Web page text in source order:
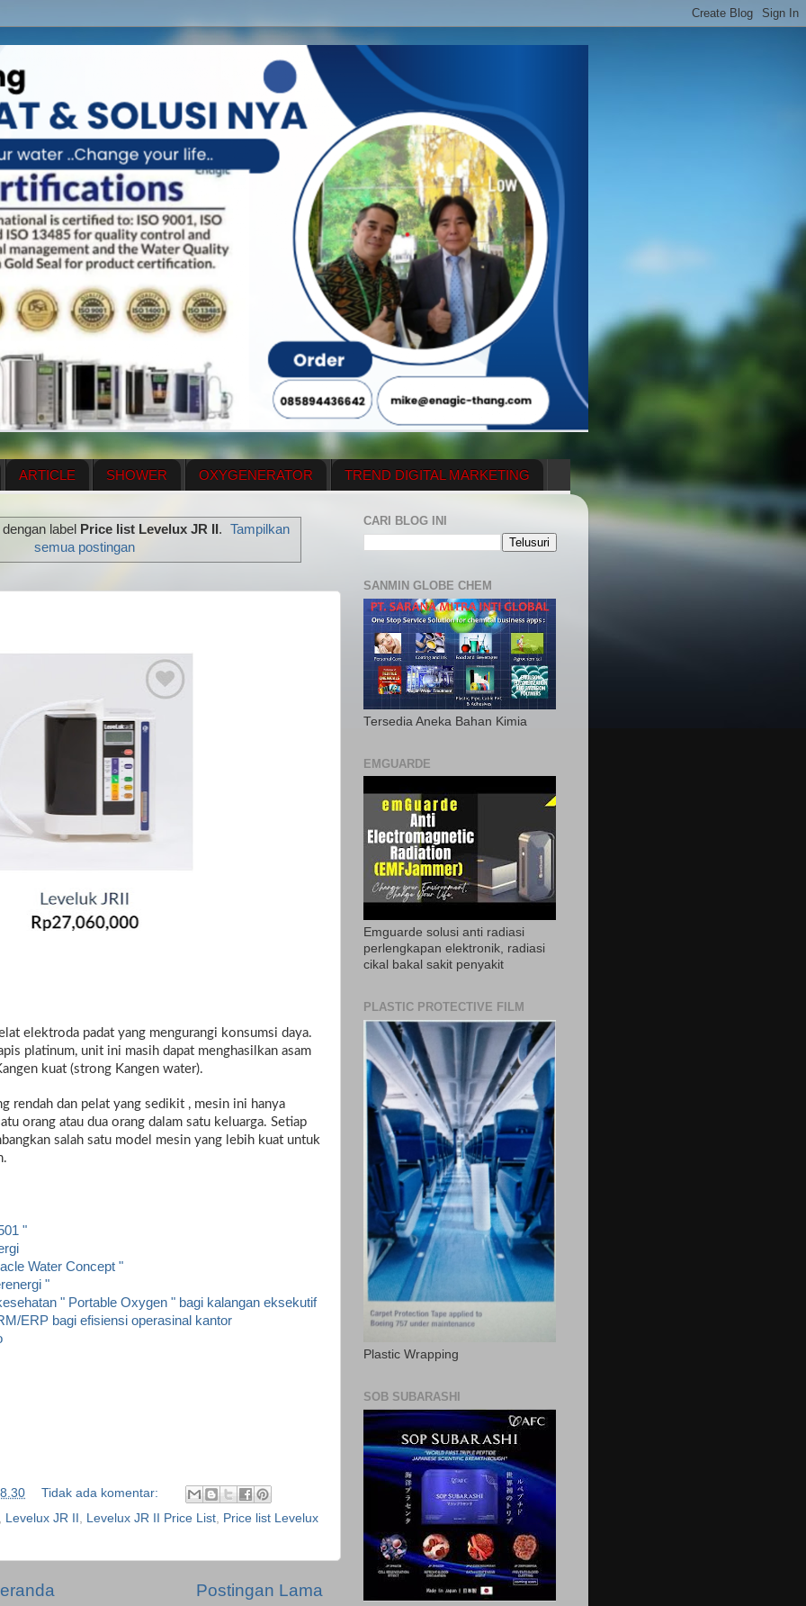
ARTICLE SHOWER OXYGENERATOR TREND DIGITAL MARKETING
PLAN MENUS
label Price list Levelux JR II .
Tampilkan
semua postingan
elektroda padat yang mengurangi konsumsi daya.
platinum, unit ini masih dapat menghasilkan asam
kuat (strong Kangen water).
rendah dan pelat yang sedikit , mesin ini hanya
orang atau dua orang dalam satu keluarga. Setiap
salah satu model mesin yang lebih kuat untuk
"
Water Concept "
"
" Portable Oxygen " bagi kalangan eksekutif
ERP bagi efisiensi operasinal kantor
Tidak ada komentar:
, Levelux JR II , Levelux JR II Price List, Price list Levelux
Postingan Lama
CARI BLOG INI
SANMIN GLOBE CHEM
Tersedia Aneka Bahan Kimia
EMGUARDE
Emguarde solusi anti radiasi
perlengkapan elektronik, radiasi
cikal bakal sakit penyakit
PLASTIC PROTECTIVE FILM
Plastic Wrapping
SOB SUBARASHI